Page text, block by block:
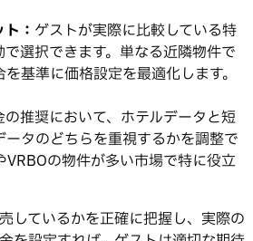
： ゲストが実際に比較している特
選択できます。単なる近隣物件で
基準に価格設定を最適化します。
の推奨において、ホテルデータと短
タのどちらを重視するかを調整で
VRBOの物件が多い市場で特に役立
しているかを正確に把握し、実際の